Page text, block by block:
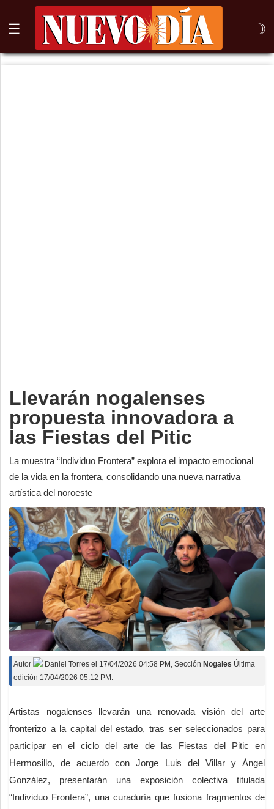
☰ ☽
⌕
Llevarán nogalenses
propuesta innovadora a
las Fiestas del Pitic
La muestra “Individuo Frontera” explora el impacto emocional
de la vida en la frontera, consolidando una nueva narrativa
artística del noroeste
Autor Daniel Torres el 17/04/2026 04:58 PM , Sección Nogales Última
edición 17/04/2026 05:12 PM.
Artistas nogalenses llevarán una renovada visión del arte
fronterizo a la capital del estado, tras ser seleccionados para
participar en el ciclo del arte de las Fiestas del Pitic en
Hermosillo, de acuerdo con Jorge Luis del Villar y Ángel
González, presentarán una exposición colectiva titulada
“Individuo Frontera”, una curaduría que fusiona fragmentos de